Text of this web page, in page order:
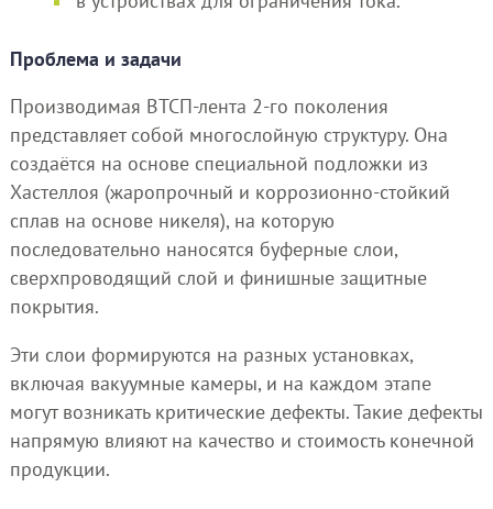
Проблема и задачи
Производимая ВТСП-лента 2-го поколения
представляет собой многослойную структуру. Она
создаётся на основе специальной подложки из
Хастеллоя (жаропрочный и коррозионно-стойкий
сплав на основе никеля), на которую
последовательно наносятся буферные слои,
сверхпроводящий слой и финишные защитные
покрытия.
Эти слои формируются на разных установках,
включая вакуумные камеры, и на каждом этапе
могут возникать критические дефекты. Такие дефекты
напрямую влияют на качество и стоимость конечной
продукции.